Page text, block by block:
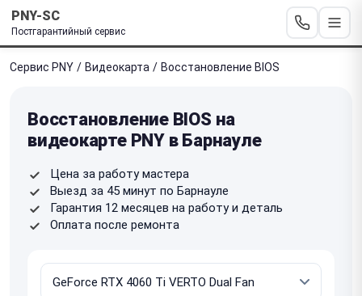
PNY-SC
Постгарантийный сервис
Сервис PNY / Видеокарта / Восстановление BIOS
Восстановление BIOS на
видеокарте PNY в Барнауле
Цена за работу мастера
Выезд за 45 минут по Барнауле
Гарантия 12 месяцев на работу и деталь
Оплата после ремонта